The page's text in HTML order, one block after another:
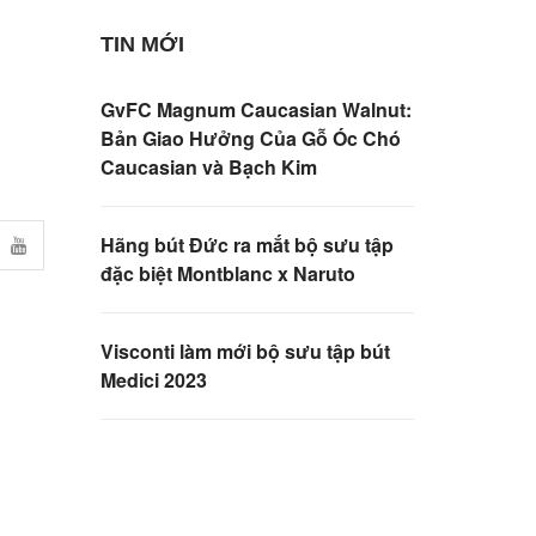
TIN MỚI
GvFC Magnum Caucasian Walnut:
Bản Giao Hưởng Của Gỗ Óc Chó
Caucasian và Bạch Kim
Hãng bút Đức ra mắt bộ sưu tập
đặc biệt Montblanc x Naruto
Visconti làm mới bộ sưu tập bút
Medici 2023